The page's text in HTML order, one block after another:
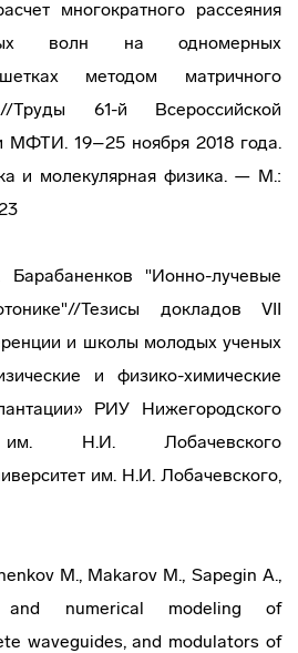
многократного рассеяния
волн на одномерных
методом матричного
Труды 61-й Всероссийской
МФТИ. 19–25 ноября 2018 года.
и молекулярная физика. — М.:
"Ионно-лучевые
Тезисы докладов VII
и школы молодых ученых
и физико-химические
РИУ Нижегородского
им. Н.И. Лобачевского
им. Н.И. Лобачевского,
M., Makarov M., Sapegin A.,
and numerical modeling of
waveguides, and modulators of